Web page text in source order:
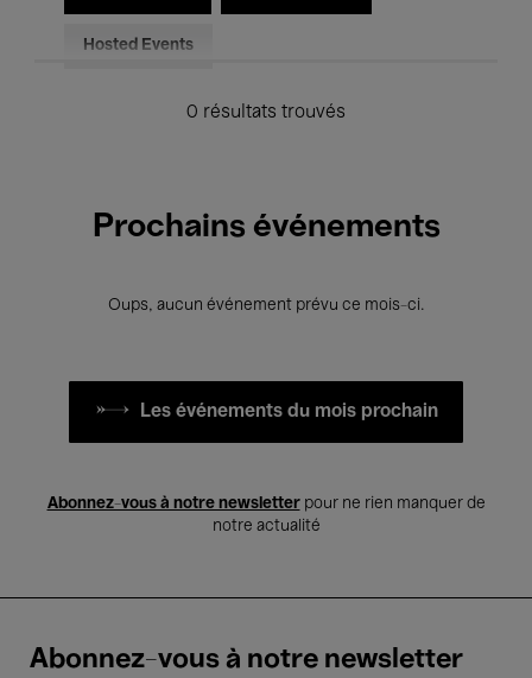
Hosted Events
0 résultats trouvés
Prochains événements
Oups, aucun événement prévu ce mois-ci.
Les événements du mois prochain
Abonnez-vous à notre newsletterpour ne rien manquer de
notre actualité
Abonnez-vous à notre newsletter